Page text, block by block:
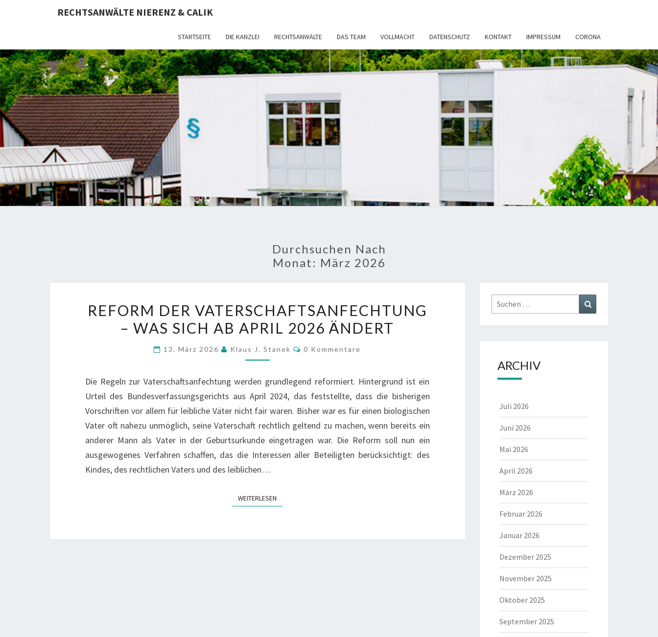
RECHTSANWÄLTE NIERENZ & CALIK
STARTSEITE DIE KANZLEI RECHTSANWÄLTE DAS TEAM VOLLMACHT DATENSCHUTZ KONTAKT IMPRESSUM CORONA
RECHTSANWÄLTE
NIERENZ &
Rechtsanwälte
– Fachanwalt
Durchsuchen Nach
Monat: März 2026
DER
VATERSCHAFTSANFECHTUNG
WAS
AB
APRIL
2026
ÄNDERT
REFORM DER VATERSCHAFTSANFECHTUNG
– WAS SICH AB APRIL 2026 ÄNDERT
13. März 2026 Klaus J. Stanek Kommentare
0 Kommentare
Die Regeln zur Vaterschaftsanfechtung werden grundlegend reformiert. Hintergrund ist ein
Urteil des Bundesverfassungsgerichts aus April 2024, das feststellte, dass die bisherigen
Vorschriften vor allem für leibliche Väter nicht fair waren. Bisher war es für einen biologischen
Vater oft nahezu unmöglich, seine Vaterschaft rechtlich geltend zu machen, wenn bereits ein
anderer Mann als Vater in der Geburtsurkunde eingetragen war. Die Reform soll nun ein
ausgewogenes Verfahren schaffen, das die Interessen aller Beteiligten berücksichtigt: des
Kindes, des rechtlichen Vaters und des leiblichen…
WEITERLESEN
Suchen
nach:
ARCHIV
Juli 2026
Juni 2026
Mai 2026
April 2026
März 2026
Februar 2026
Januar 2026
Dezember 2025
November 2025
Oktober 2025
September 2025